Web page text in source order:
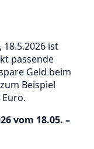
ist
passende
Geld beim
Beispiel
vom 18.05. –